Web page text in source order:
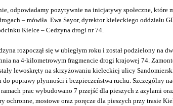
odpowiadamy pozytywnie na inicjatywy społeczne, które
– mówiła Ewa Sayor, dyrektor kieleckiego oddziału
Kielce – Cedzyna drogi nr 74.
rozpoczął się w ubiegłym roku i został podzielony na
na 4-kilometrowym fragmencie drogi krajowej 74.
lewoskręty na skrzyżowaniu kieleckiej ulicy
do poprawy płynności i bezpieczeństwa ruchu. Szczególny
prac wybudowano 7 przejść dla pieszych z azylami
ochronne, mostowe oraz poręcze dla pieszych przy trasie